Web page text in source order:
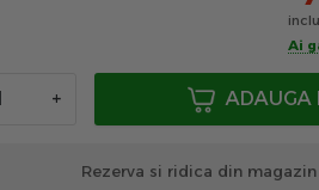
Ai
+ ADAUGA
Rezerva si ridica din magazin